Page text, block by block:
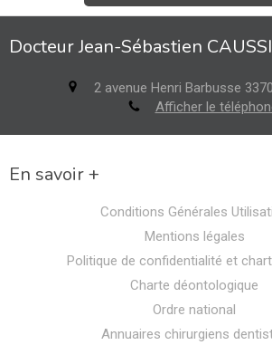
Docteur Jean-Sébastien
2 avenue Henri Barbusse
Afficher le
En savoir +
Conditions Générales
Mentions légales
Politique de confidentialité et
Charte déontologique
Ordre national
Annuaires chirurgiens